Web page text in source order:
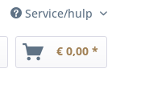
Service/hulp
€ 0,00 *